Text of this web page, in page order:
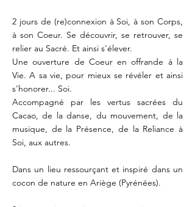
2 jours de (re)connexion à Soi, à son Corps,
à son Coeur. Se découvrir, se retrouver, se
relier au Sacré. Et ainsi s'élever.
Une ouverture de Coeur en offrande à la
Vie. A sa vie, pour mieux se révéler et ainsi
s'honorer... Soi.
Accompagné par les vertus sacrées du
Cacao, de la danse, du mouvement, de la
musique, de la Présence, de la Reliance à
Soi, aux autres.
Dans un lieu ressourçant et inspiré dans un
cocon de nature en Ariège (Pyrénées).